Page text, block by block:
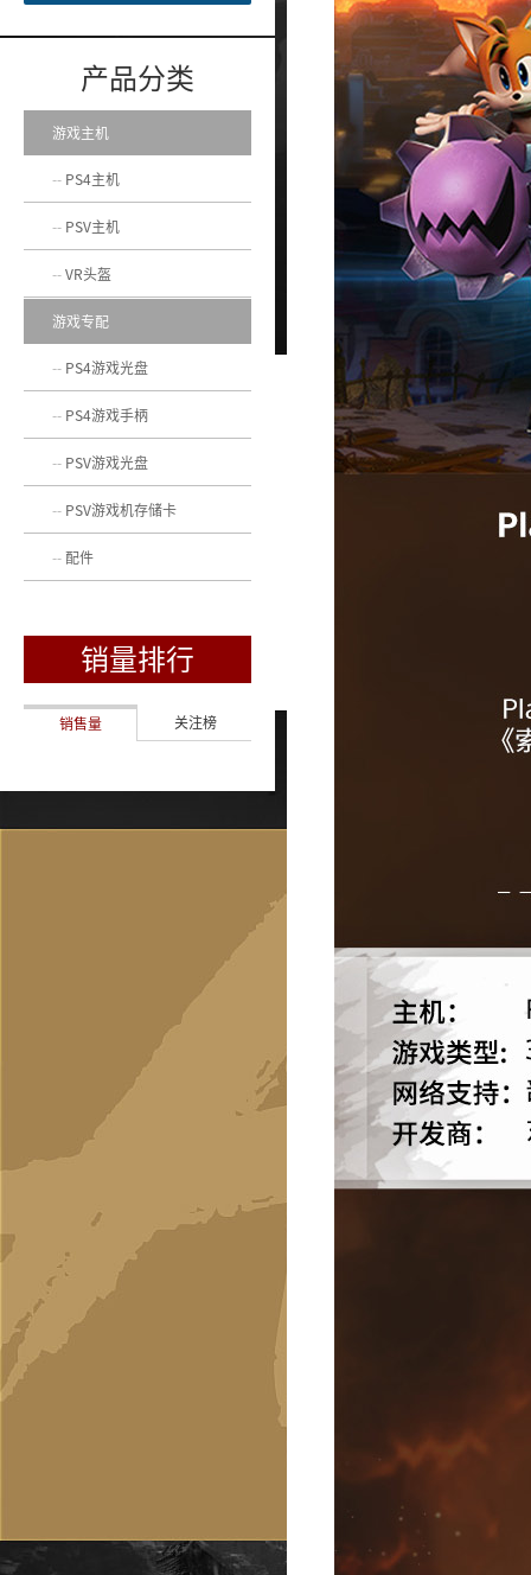
产品分类
游戏主机
PS4主机
PSV主机
VR头盔
游戏专配
PS4游戏光盘
PS4游戏手柄
PSV游戏光盘
PSV游戏机存储卡
配件
销量排行
销售量 关注榜